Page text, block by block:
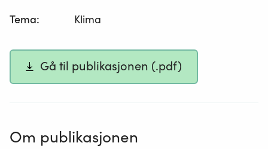
Tema: Klima
Gå til publikasjonen (.pdf)
Om publikasjonen